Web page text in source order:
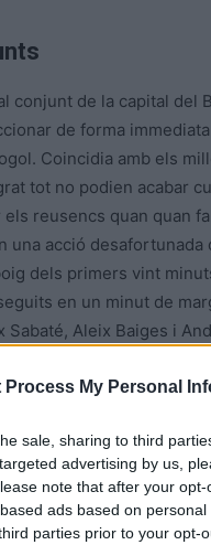
Process My Personal
sale, sharing to third
advertising by us,
note that after your
ads based on
parties prior to your opt-
conjunt de la capital del
de forma
Coincidia amb els
tot no podien acabar
reusencs quan quan
una acció desafortunada
dels primers vint
en un minut de
Aleix Baiges i
a la botzina final.
Jordi Salaet veia
inferioritat durant dos
les distàncies amb el
la que no va poder fer
forces igualades sobre